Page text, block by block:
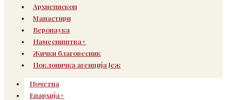
Архиепископ
Манастири
Веронаука
Намесништва+
Жички благовесник
Поклоничка агенција Јеж
Почетна
Епархија+